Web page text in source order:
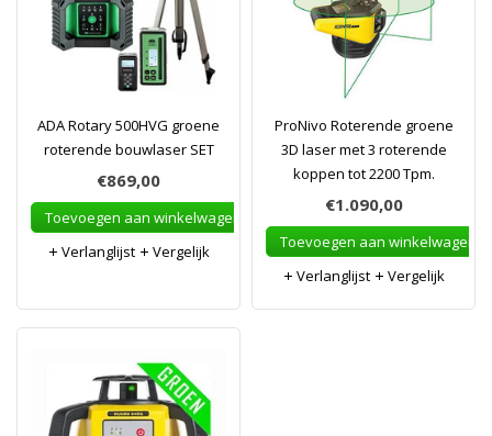
ADA Rotary 500HVG groene
roterende bouwlaser SET
€869,00
Toevoegen aan winkelwagen
Verlanglijst
Vergelijk
ProNivo Roterende groene
3D laser met 3 roterende
koppen tot 2200 Tpm.
€1.090,00
Toevoegen aan winkelwagen
Verlanglijst
Vergelijk